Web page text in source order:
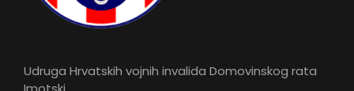
Udruga Hrvatskih vojnih invalida Domovinskog rata